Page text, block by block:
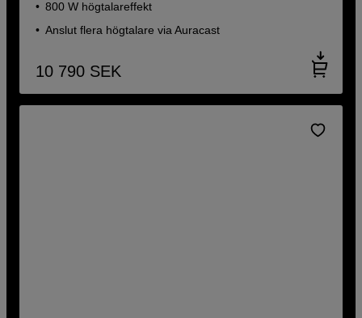
800 W högtalareffekt
Anslut flera högtalare via Auracast
10 790 SEK